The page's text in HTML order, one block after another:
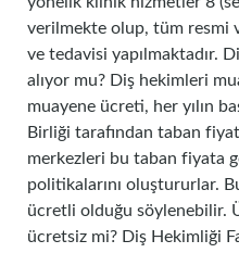
verilmekte olup, tüm resmi
ve tedavisi yapılmaktadır.
alıyor mu? Diş hekimleri
muayene ücreti, her yılın
Birliği tarafından taban
merkezleri bu taban fiyata
politikalarını oluştururlar.
ücretli olduğu söylenebilir.
ücretsiz mi? Diş Hekimliği